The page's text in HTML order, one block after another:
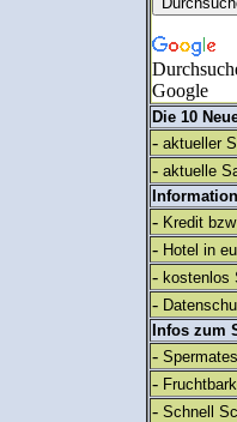
Google
Die 10
- aktueller
- aktuelle
- Kredit
- Hotel in
- kostenlos
-
Infos zum
-
-
- Schnell